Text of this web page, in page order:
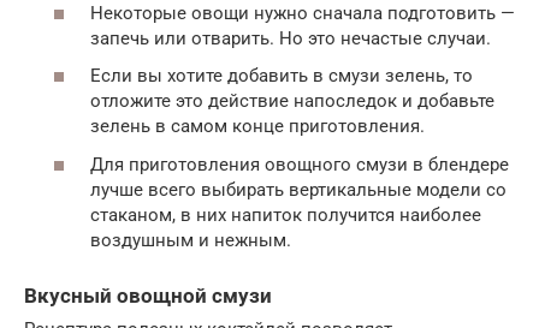
Некоторые овощи нужно сначала подготовить —
запечь или отварить. Но это нечастые случаи.
Если вы хотите добавить в смузи зелень, то
отложите это действие напоследок и добавьте
зелень в самом конце приготовления.
Для приготовления овощного смузи в блендере
лучше всего выбирать вертикальные модели со
стаканом, в них напиток получится наиболее
воздушным и нежным.
Вкусный овощной смузи